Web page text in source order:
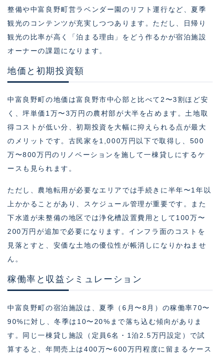
整備や中富良野町営ラベンダー園のリフト運行など、夏季
観光のコンテンツが充実しつつあります。ただし、日帰り
観光の比率が高く「泊まる理由」をどう作るかが宿泊施設
オーナーの課題になります。
地価と初期投資額
中富良野町の地価は富良野市中心部と比べて2〜3割ほど安
く、坪単価1万〜3万円の農村部が大半を占めます。土地取
得コストが低い分、初期投資を大幅に抑えられる点が最大
のメリットです。古民家を1,000万円以下で取得し、500
万〜800万円のリノベーションを施して一棟貸しにするケ
ースも見られます。
ただし、農地転用が必要なエリアでは手続きに半年〜1年以
上かかることがあり、スケジュール管理が重要です。また
下水道が未整備の地区では浄化槽設置費用として100万〜
200万円が追加で必要になります。インフラ面のコストを
見落とすと、安価な土地の優位性が帳消しになりかねませ
ん。
稼働率と収益シミュレーション
中富良野町の宿泊施設は、夏季（6月〜8月）の稼働率70〜
90%に対し、冬季は10〜20%まで落ち込む傾向がありま
す。同じ一棟貸し施設（定員6名・1泊2.5万円設定）で試
算すると、年間売上は400万〜600万円程度に留まるケース